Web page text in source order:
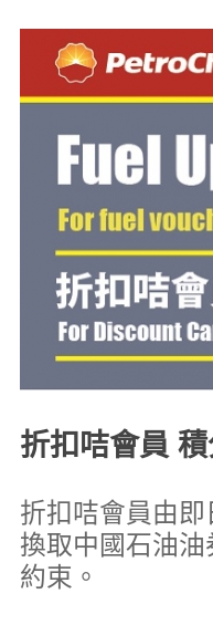
折扣咭會員
折扣咭會員由
換取中國石油
約束。